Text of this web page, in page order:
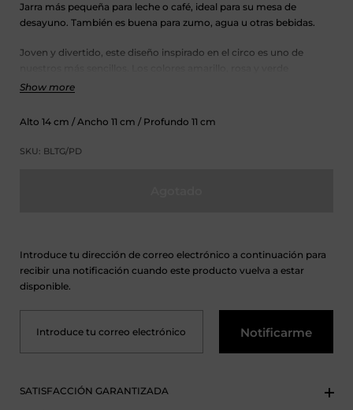
Jarra más pequeña para leche o café, ideal para su mesa de
desayuno. También es buena para zumo, agua u otras bebidas.
Joven y divertido, este diseño inspirado en el circo es uno de
combinan a la perfección con casi cualquier cocina y funcionan
relajada. Gracias a su diseño sencillo, realza un juego de platos
de color.
Show more
Alto 14 cm / Ancho 11 cm / Profundo 11 cm
SKU: BLTG/PD
Introduce tu dirección de correo electrónico a continuación para
recibir una notificación cuando este producto vuelva a estar
disponible.
Notificarme
SATISFACCIÓN GARANTIZADA